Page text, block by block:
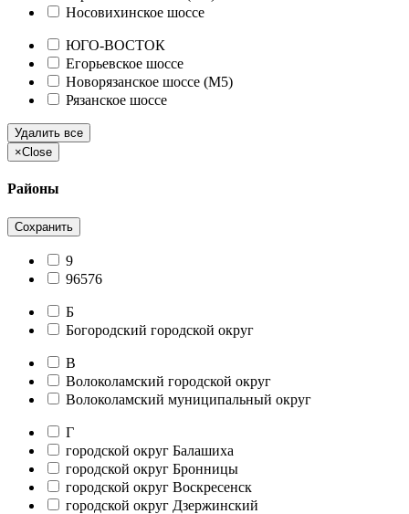
Носовихинское шоссе
ЮГО-ВОСТОК
Егорьевское шоссе
Новорязанское шоссе (М5)
Рязанское шоссе
Удалить все
×Close
Районы
Сохранить
9
96576
Б
Богородский городской округ
В
Волоколамский городской округ
Волоколамский муниципальный округ
Г
городской округ Балашиха
городской округ Бронницы
городской округ Воскресенск
городской округ Дзержинский